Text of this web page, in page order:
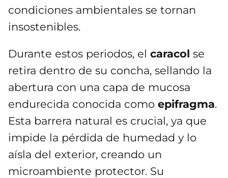
condiciones ambientales se tornan
insostenibles.
Durante estos periodos, el caracol se
retira dentro de su concha, sellando la
abertura con una capa de mucosa
endurecida conocida como epifragma.
Esta barrera natural es crucial, ya que
impide la pérdida de humedad y lo
aísla del exterior, creando un
microambiente protector. Su